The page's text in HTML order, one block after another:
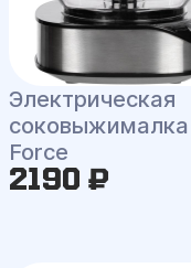
Электрическая
Force
2190 ₽